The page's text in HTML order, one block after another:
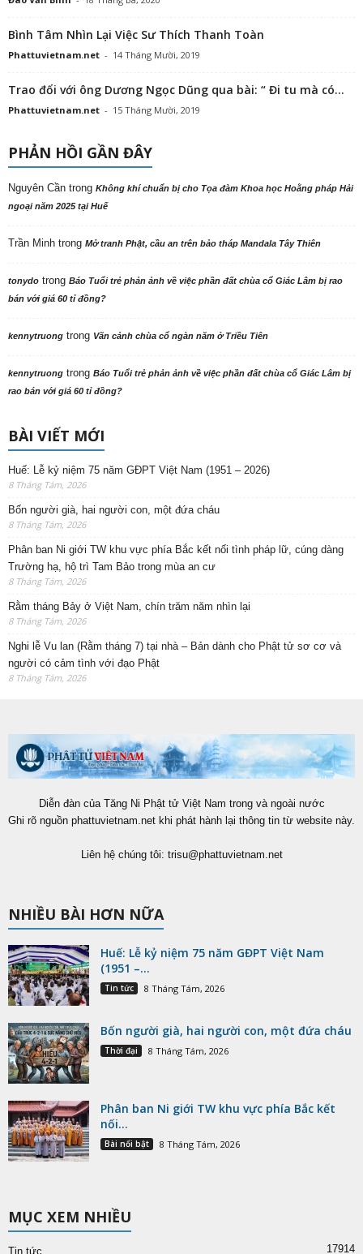
Bình Tâm Nhìn Lại Việc Sư Thích Thanh Toàn
Phattuvietnam.net - 14 Tháng Mười, 2019
Trao đổi với ông Dương Ngọc Dũng qua bài: “ Đi tu mà có...
Phattuvietnam.net - 15 Tháng Mười, 2019
PHẢN HỒI GẦN ĐÂY
Nguyên Cần trong Không khí chuẩn bị cho Tọa đàm Khoa học Hoằng pháp Hải
ngoại năm 2025 tại Huế
Trần Minh trong Mở tranh Phật, cầu an trên bảo tháp Mandala Tây Thiên
tonydo trong Báo Tuổi trẻ phản ảnh về việc phần đất chùa cổ Giác Lâm bị rao
bán với giá 60 tỉ đồng?
kennytruong trong Vãn cảnh chùa cổ ngàn năm ở Triều Tiên
kennytruong trong Báo Tuổi trẻ phản ảnh về việc phần đất chùa cổ Giác Lâm bị
rao bán với giá 60 tỉ đồng?
BÀI VIẾT MỚI
Huế: Lễ kỷ niệm 75 năm GĐPT Việt Nam (1951 – 2026)
8 Tháng Tám, 2026
Bốn người già, hai người con, một đứa cháu
8 Tháng Tám, 2026
Phân ban Ni giới TW khu vực phía Bắc kết nối tình pháp lữ, cúng dàng
Trường hạ, hộ trì Tam Bảo trong mùa an cư
8 Tháng Tám, 2026
Rằm tháng Bảy ở Việt Nam, chín trăm năm nhìn lại
8 Tháng Tám, 2026
Nghi lễ Vu lan (Rằm tháng 7) tại nhà – Bản dành cho Phật tử sơ cơ và
người có cảm tình với đạo Phật
8 Tháng Tám, 2026
Diễn đàn của Tăng Ni Phật tử Việt Nam trong và ngoài nước
Ghi rõ nguồn phattuvietnam.net khi phát hành lại thông tin từ website này.
Liên hệ chúng tôi: trisu@phattuvietnam.net
NHIỀU BÀI HƠN NỮA
Huế: Lễ kỷ niệm 75 năm GĐPT Việt Nam
(1951 –...
Tin tức 8 Tháng Tám, 2026
Bốn người già, hai người con, một đứa cháu
Thời đại 8 Tháng Tám, 2026
Phân ban Ni giới TW khu vực phía Bắc kết
nối...
Bài nổi bật 8 Tháng Tám, 2026
MỤC XEM NHIỀU
Tin tức 17914